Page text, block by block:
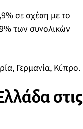
σε σχέση με το
των συνολικών
Γερμανία, Κύπρο.
στις